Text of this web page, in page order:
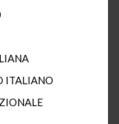
ITALIANO